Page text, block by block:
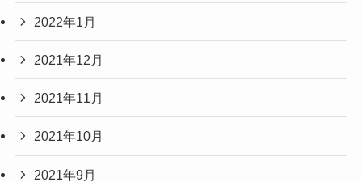
2022年1月
2021年12月
2021年11月
2021年10月
2021年9月